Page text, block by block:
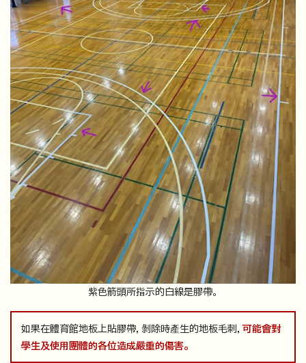
紫色箭頭所指示的白線是膠帶。
如果在體育館地板上貼膠帶，剝除時產生的地板毛刺， 可能會對
學生及使用團體的各位造成嚴重的傷害。